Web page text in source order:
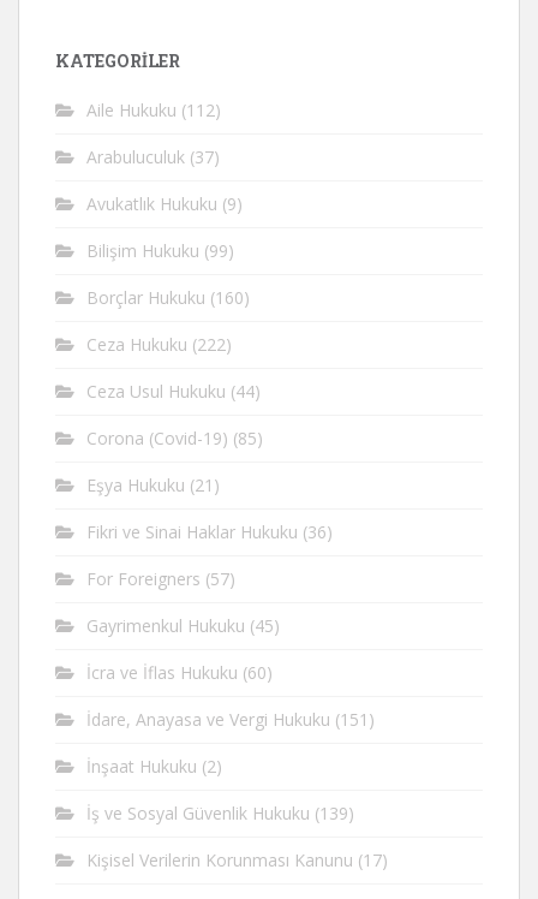
KATEGORİLER
Aile Hukuku (112)
Arabuluculuk (37)
Avukatlık Hukuku (9)
Bilişim Hukuku (99)
Borçlar Hukuku (160)
Ceza Hukuku (222)
Ceza Usul Hukuku (44)
Corona (Covid-19) (85)
Eşya Hukuku (21)
Fikri ve Sinai Haklar Hukuku (36)
For Foreigners (57)
Gayrimenkul Hukuku (45)
İcra ve İflas Hukuku (60)
İdare, Anayasa ve Vergi Hukuku (151)
İnşaat Hukuku (2)
İş ve Sosyal Güvenlik Hukuku (139)
Kişisel Verilerin Korunması Kanunu (17)